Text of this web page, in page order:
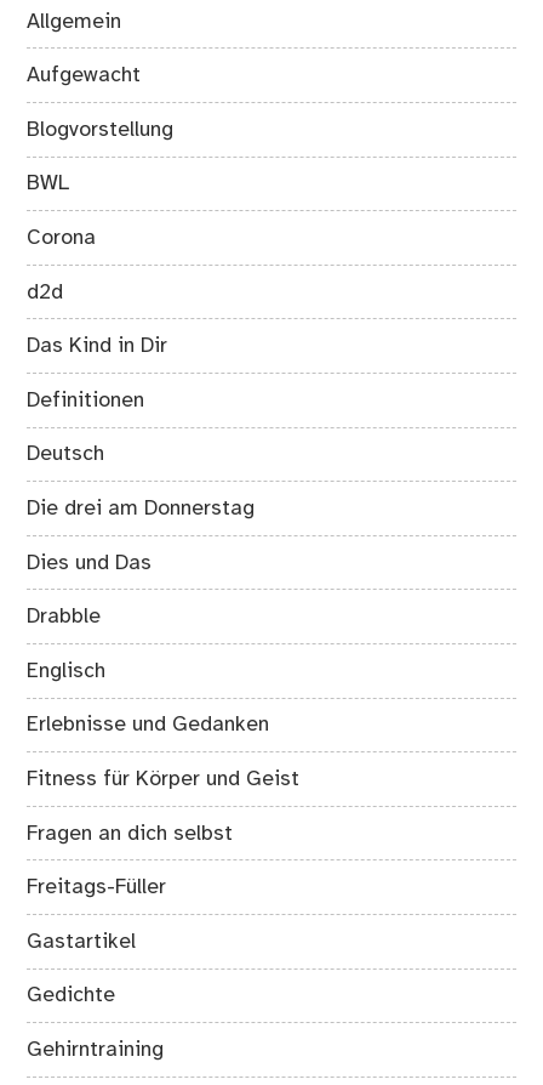
Allgemein
Aufgewacht
Blogvorstellung
BWL
Corona
d2d
Das Kind in Dir
Definitionen
Deutsch
Die drei am Donnerstag
Dies und Das
Drabble
Englisch
Erlebnisse und Gedanken
Fitness für Körper und Geist
Fragen an dich selbst
Freitags-Füller
Gastartikel
Gedichte
Gehirntraining